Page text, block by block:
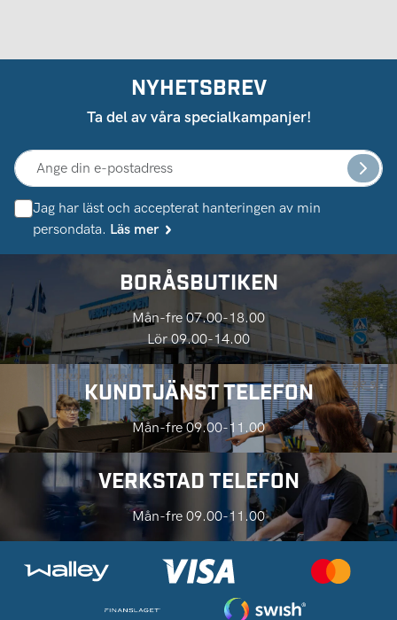
NYHETSBREV
Ta del av våra specialkampanjer!
Jag har läst och accepterat hanteringen av min
persondata. Läs mer
BORÅSBUTIKEN
Mån-fre 07.00-18.00
Lör 09.00-14.00
KUNDTJÄNST TELEFON
Mån-fre 09.00-11.00
VERKSTAD TELEFON
Mån-fre 09.00-11.00